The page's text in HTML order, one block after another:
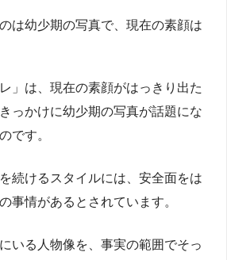
は幼少期の写真で、現在の素顔は
」は、現在の素顔がはっきり出た
っかけに幼少期の写真が話題にな
です。
続けるスタイルには、安全面をは
事情があるとされています。
いる人物像を、事実の範囲でそっ